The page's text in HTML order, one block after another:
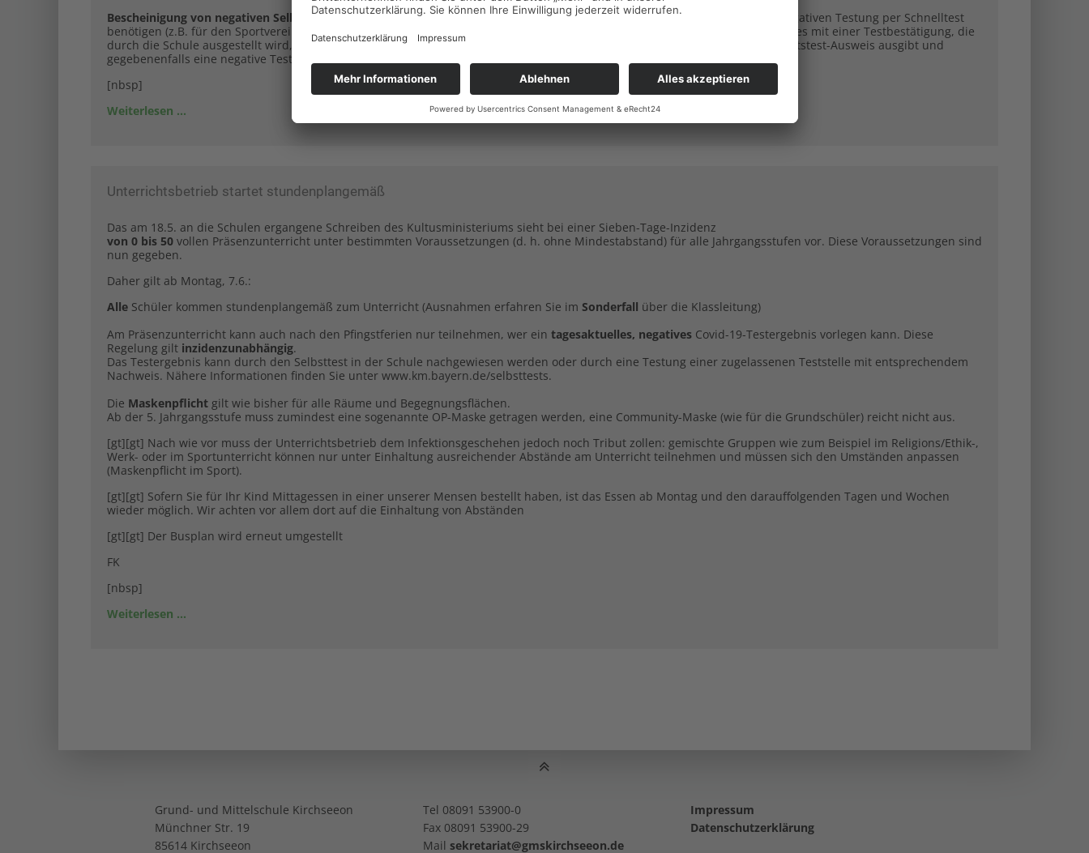
Bescheinigung von negativen Selbsttestergebnissen durch die Schule: Falls Schüler in ihrer Freizeit einen Nachweis einer negativen Testung per Schnelltest
benötigen (z.B. für den Sportverein oder für musikalische Aktivitäten oder für den Besuch kultureller Veranstaltungen) kann dies mit einer Testbestätigung, die
durch die Schule ausgestellt wird, erfolgen. Eltern melden über ihr Kind Bedarf bei der Klassleitung an, die einen Corona-Selbtstest-Ausweis ausgibt und
gegebenenfalls eine negative Testung bestätigt.
[nbsp]
Weiterlesen …
Unterrichtsbetrieb startet stundenplangemäß
Das am 18.5. an die Schulen ergangene Schreiben des Kultusministeriums sieht bei einer Sieben-Tage-Inzidenz
von 0 bis 50 vollen Präsenzunterricht unter bestimmten Voraussetzungen (d. h. ohne Mindestabstand) für alle Jahrgangsstufen vor. Diese Voraussetzungen sind
nun gegeben.
Daher gilt ab Montag, 7.6.:
Alle Schüler kommen stundenplangemäß zum Unterricht (Ausnahmen erfahren Sie im Sonderfall über die Klassleitung)
Am Präsenzunterricht kann auch nach den Pfingstferien nur teilnehmen, wer ein tagesaktuelles, negatives Covid-19-Testergebnis vorlegen kann. Diese
Regelung gilt inzidenzunabhängig.
Das Testergebnis kann durch den Selbsttest in der Schule nachgewiesen werden oder durch eine Testung einer zugelassenen Teststelle mit entsprechendem
Nachweis. Nähere Informationen finden Sie unter www.km.bayern.de/selbsttests.
Die Maskenpflicht gilt wie bisher für alle Räume und Begegnungsflächen.
Ab der 5. Jahrgangsstufe muss zumindest eine sogenannte OP-Maske getragen werden, eine Community-Maske (wie für die Grundschüler) reicht nicht aus.
[gt][gt] Nach wie vor muss der Unterrichtsbetrieb dem Infektionsgeschehen jedoch noch Tribut zollen: gemischte Gruppen wie zum Beispiel im Religions/Ethik-,
Werk- oder im Sportunterricht können nur unter Einhaltung ausreichender Abstände am Unterricht teilnehmen und müssen sich den Umständen anpassen
(Maskenpflicht im Sport).
[gt][gt] Sofern Sie für Ihr Kind Mittagessen in einer unserer Mensen bestellt haben, ist das Essen ab Montag und den darauffolgenden Tagen und Wochen
wieder möglich. Wir achten vor allem dort auf die Einhaltung von Abständen
[gt][gt] Der Busplan wird erneut umgestellt
FK
[nbsp]
Weiterlesen …
Grund- und Mittelschule Kirchseeon
Münchner Str. 19
85614 Kirchseeon
Tel 08091 53900-0
Fax 08091 53900-29
Mail sekretariat@gmskirchseeon.de
Impressum
Datenschutzerklärung